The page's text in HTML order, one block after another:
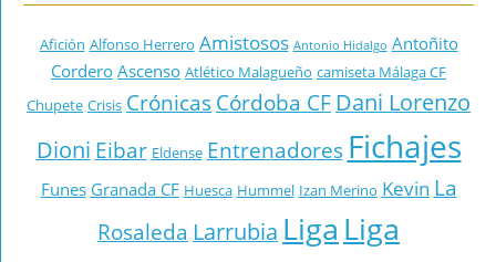
Afición Alfonso Herrero Amistosos Antonio Hidalgo Antoñito
CorderoAscenso Atlético Malagueño camiseta Málaga CF
Chupete Crisis Crónicas Córdoba CF Dani Lorenzo
Dioni Eibar Eldense Entrenadores Fichajes
Funes Granada CF Huesca Hummel Izan Merino Kevin La
Rosaleda Larrubia Liga Liga